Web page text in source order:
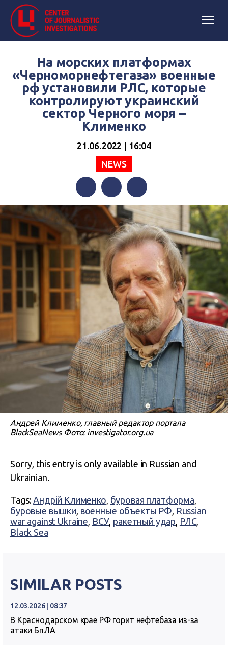
На морских платформах
«Черноморнефтегаза» военные
рф установили РЛС, которые
контролируют украинский
сектор Черного моря –
Клименко
21.06.2022 | 16:04
NEWS
FacebookTwitterTelegram
Андрей Клименко, главный редактор портала
BlackSeaNews Фото: investigator.org.ua
Sorry, this entry is only available in Russian and
Ukrainian.
Tags:Андрій Клименко, буровая платформа,
буровые вышки, военные объекты РФ, Russian
war against Ukraine, ВСУ, ракетный удар, РЛС,
Black Sea
SIMILAR POSTS
12.03.2026 | 08:37
В Краснодарском крае РФ горит нефтебаза из-за
атаки БпЛА